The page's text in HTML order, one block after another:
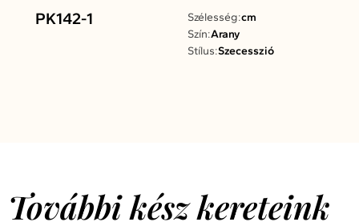
PK142-1 Szélesség:cm
Szín:Arany
Stílus:Szecesszió
További kész kereteink